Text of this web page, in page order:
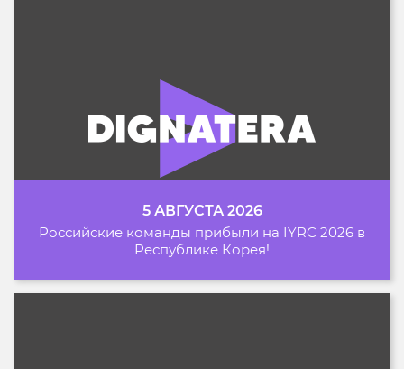
5 АВГУСТА 2026
Российские команды прибыли на IYRC 2026 в
Республике Корея!